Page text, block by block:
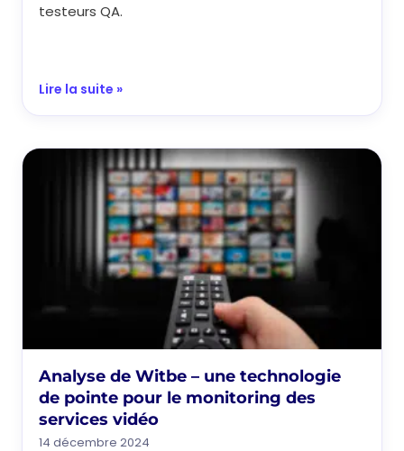
testeurs QA.
Lire la suite »
Analyse de Witbe – une technologie
de pointe pour le monitoring des
services vidéo
14 décembre 2024